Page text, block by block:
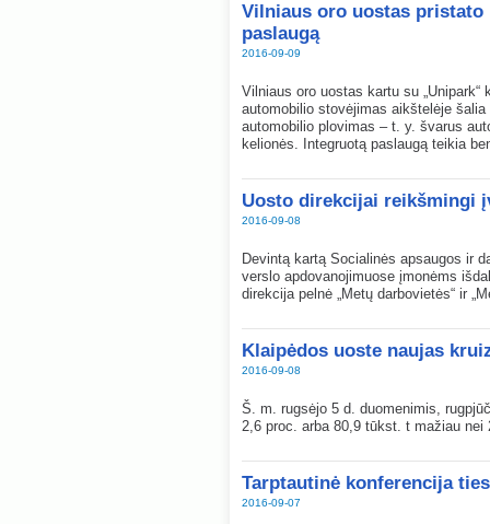
Vilniaus oro uostas
paslaugą
2016-09-09
Vilniaus oro uostas kartu su „Unipark“
automobilio stovėjimas aikštelėje
automobilio plovimas – t. y. švarus
kelionės. Integruotą paslaugą teikia
Uosto direkcijai reikšmingi
2016-09-08
Devintą kartą Socialinės apsaugos ir
verslo apdovanojimuose įmonėms
direkcija pelnė „Metų darbovietės“ ir
Klaipėdos uoste naujas
2016-09-08
Š. m. rugsėjo 5 d. duomenimis,
2,6 proc. arba 80,9 tūkst. t mažiau nei
Tarptautinė konferencija
2016-09-07